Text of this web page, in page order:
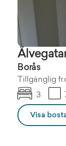
Borås
Tillgänglig
3
Visa